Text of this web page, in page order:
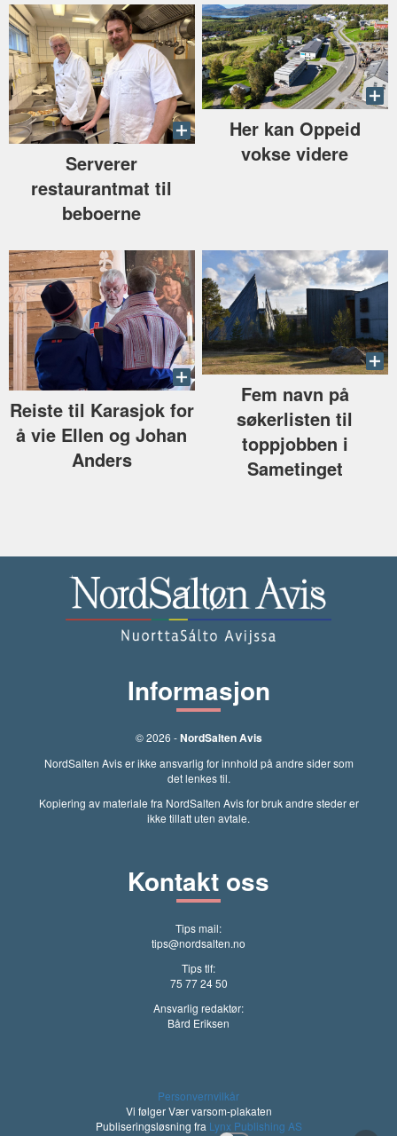
Serverer
restaurantmat til
beboerne
Her kan Oppeid
vokse videre
Reiste til Karasjok for
å vie Ellen og Johan
Anders
Fem navn på
søkerlisten til
toppjobben i
Sametinget
Informasjon
© 2026 -NordSalten Avis
NordSalten Avis er ikke ansvarlig for innhold på andre sider som
det lenkes til.
Kopiering av materiale fra NordSalten Avis for bruk andre steder er
ikke tillatt uten avtale.
Kontakt oss
Tips mail:
tips@nordsalten.no
Tips tlf:
75 77 24 50
Ansvarlig redaktør:
Bård Eriksen
Personvernvilkår
Vi følger Vær varsom-plakaten
Publiseringsløsning fra Lynx Publishing AS